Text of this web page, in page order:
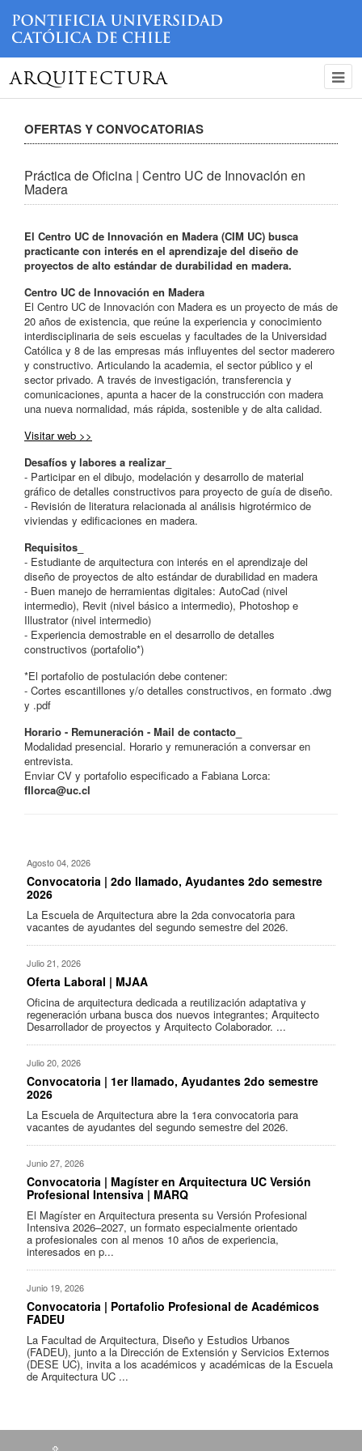
ARQUITECTURA
OFERTAS Y CONVOCATORIAS
Práctica de Oficina | Centro UC de Innovación en
Madera
El Centro UC de Innovación en Madera (CIM UC) busca
practicante con interés en el aprendizaje del diseño de
proyectos de alto estándar de durabilidad en madera.
Centro UC de Innovación en Madera
El Centro UC de Innovación con Madera es un proyecto de más de
20 años de existencia, que reúne la experiencia y conocimiento
interdisciplinaria de seis escuelas y facultades de la Universidad
Católica y 8 de las empresas más influyentes del sector maderero
y constructivo. Articulando la academia, el sector público y el
sector privado. A través de investigación, transferencia y
comunicaciones, apunta a hacer de la construcción con madera
una nueva normalidad, más rápida, sostenible y de alta calidad.
Visitar web >>
Desafíos y labores a realizar_
- Participar en el dibujo, modelación y desarrollo de material
gráfico de detalles constructivos para proyecto de guía de diseño.
- Revisión de literatura relacionada al análisis higrotérmico de
viviendas y edificaciones en madera.
Requisitos_
- Estudiante de arquitectura con interés en el aprendizaje del
diseño de proyectos de alto estándar de durabilidad en madera
- Buen manejo de herramientas digitales: AutoCad (nivel
intermedio), Revit (nivel básico a intermedio), Photoshop e
Illustrator (nivel intermedio)
- Experiencia demostrable en el desarrollo de detalles
constructivos (portafolio*)
*El portafolio de postulación debe contener:
- Cortes escantillones y/o detalles constructivos, en formato .dwg
y .pdf
Horario - Remuneración - Mail de contacto_
Modalidad presencial. Horario y remuneración a conversar en
entrevista.
Enviar CV y portafolio especificado a Fabiana Lorca:
fllorca@uc.cl
Agosto 04, 2026
Convocatoria | 2do llamado, Ayudantes 2do semestre
2026
La Escuela de Arquitectura abre la 2da convocatoria para
vacantes de ayudantes del segundo semestre del 2026.
Julio 21, 2026
Oferta Laboral | MJAA
Oficina de arquitectura dedicada a reutilización adaptativa y
regeneración urbana busca dos nuevos integrantes; Arquitecto
Desarrollador de proyectos y Arquitecto Colaborador. ...
Julio 20, 2026
Convocatoria | 1er llamado, Ayudantes 2do semestre
2026
La Escuela de Arquitectura abre la 1era convocatoria para
vacantes de ayudantes del segundo semestre del 2026.
Junio 27, 2026
Convocatoria | Magíster en Arquitectura UC Versión
Profesional Intensiva | MARQ
El Magíster en Arquitectura presenta su Versión Profesional
Intensiva 2026–2027, un formato especialmente orientado
a profesionales con al menos 10 años de experiencia,
interesados en p...
Junio 19, 2026
Convocatoria | Portafolio Profesional de Académicos
FADEU
La Facultad de Arquitectura, Diseño y Estudios Urbanos
(FADEU), junto a la Dirección de Extensión y Servicios Externos
(DESE UC), invita a los académicos y académicas de la Escuela
de Arquitectura UC ...